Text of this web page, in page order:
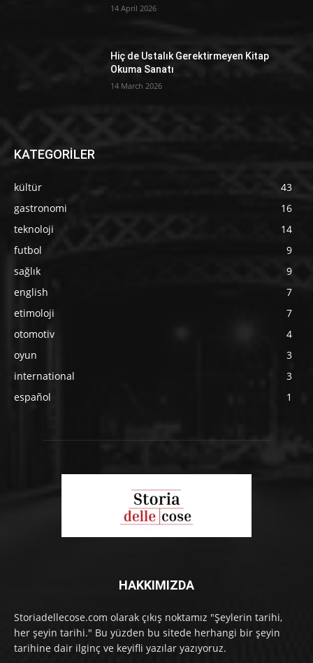
14 April 2026
Hiç de Ustalık Gerektirmeyen Kitap
Okuma Sanatı
14 March 2026
KATEGORİLER
kültür
43
gastronomi
16
teknoloji
14
futbol
9
sağlık
9
english
7
etimoloji
7
otomotiv
4
oyun
3
international
3
español
1
HAKKIMIZDA
Storiadellecose.com olarak çıkış noktamız "Şeylerin tarihi,
her şeyin tarihi." Bu yüzden bu sitede herhangi bir şeyin
tarihine dair ilginç ve keyifli yazılar yazıyoruz.